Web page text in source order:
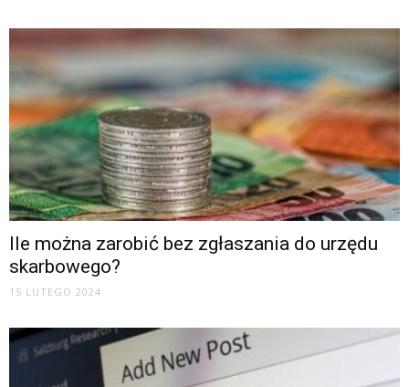
Ile można zarobić bez zgłaszania do urzędu
skarbowego?
15 LUTEGO 2024